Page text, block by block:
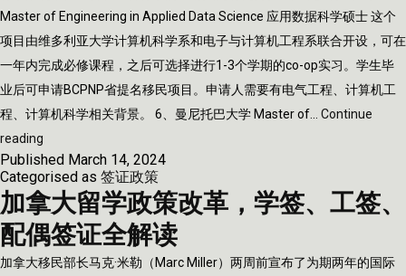
Master of Engineering in Applied Data Science 应用数据科学硕士 这个
项目由维多利亚大学计算机科学系和电子与计算机工程系联合开设，可在
一年内完成必修课程，之后可选择进行1-3个学期的co-op实习。学生毕
业后可申请BCPNP省提名移民项目。申请人需要有电气工程、计算机工
程、计算机科学相关背景。 6、曼尼托巴大学 Master of… Continue
reading
拿
大
一
年
制
Published March 14, 2024
Categorised as 签证政策
加拿大留学政策改革，学签、工签、
配偶签证全解读
加拿大移民部长马克·米勒（Marc Miller）两周前宣布了为期两年的国际